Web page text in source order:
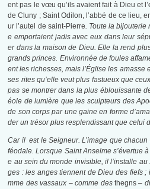
ent pas le vœu qu’ils avaient fait à Dieu et
de Cluny ; Saint Odilon, l’abbé de ce lieu,
ur l’autel de saint-Pierre. Toute la bijouterie
e emportaient jadis avec eux dans leur
er dans la maison de Dieu. Elle la rend
grands princes. Environnée de foules
ent les richesses, mais l’Église les amasse
ses rites qu’elle veut plus fastueux que
pas se montrer dans la plus éblouissante
éole de lumière que les sculpteurs des
de son corps par une gaine en forme
der un trésor plus resplendissant que celui
Car il est le Seigneur. L’image que
féodale. Lorsque Saint Anselme s’évertue
e au sein du monde invisible, il l’installe au
ges : les anges tiennent de Dieu des fiefs
mme des vassaux – comme des thegns –